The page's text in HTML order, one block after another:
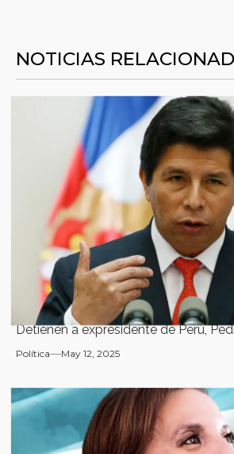
NOTICIAS
Detienen a expresidente de Perú,
Política May 12, 2025